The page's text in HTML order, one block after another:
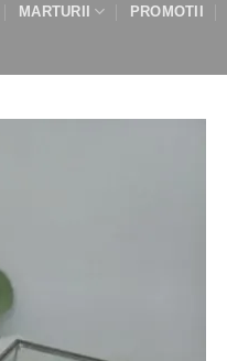
MARTURII PROMOTII